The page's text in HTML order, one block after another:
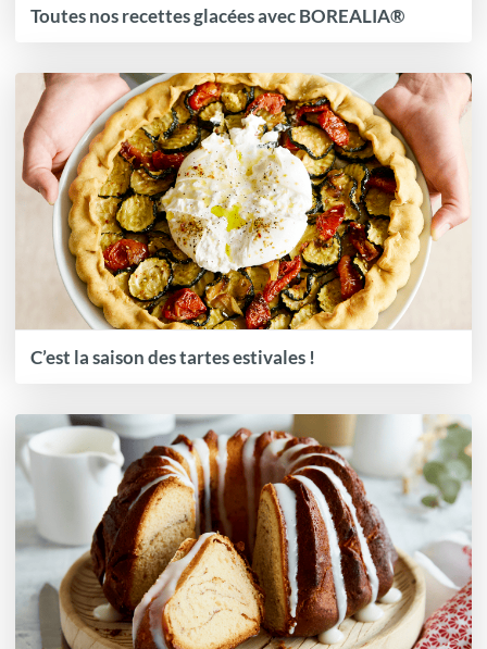
Toutes nos recettes glacées avec BOREALIA®
C’est la saison des tartes estivales !